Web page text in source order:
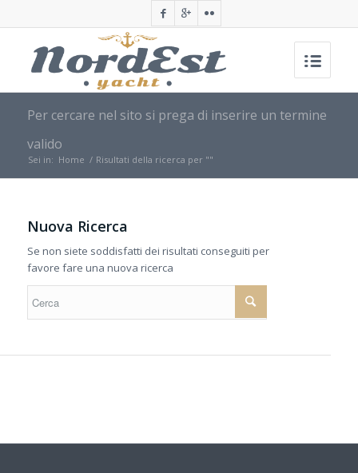
Per cercare nel sito si prega di inserire un termine
valido
Sei in: Home / Risultati della ricerca per ""
Nuova Ricerca
Se non siete soddisfatti dei risultati conseguiti per
favore fare una nuova ricerca